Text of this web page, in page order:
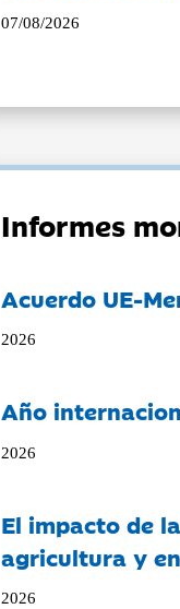
07/08/2026
Informes
Acuerdo UE-
2026
Año
2026
El impacto de
agricultura y
2026